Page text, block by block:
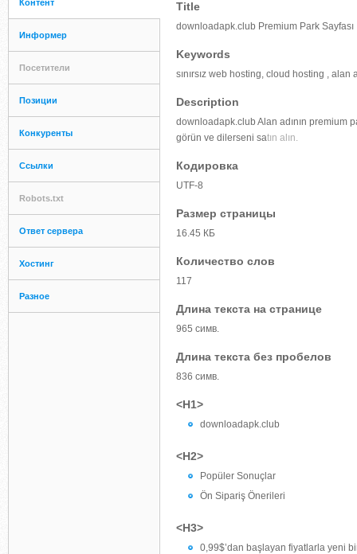
Контент
Информер
Посетители
Позиции
Конкуренты
Ссылки
Robots.txt
Ответ сервера
Хостинг
Разное
Title
downloadapk.club Premium Park Sayfası
Keywords
sınırsız web hosting, cloud hosting , alan
Description
downloadapk.club Alan adının premium
görün ve dilerseni satın alın.
Кодировка
UTF-8
Размер страницы
16.45 КБ
Количество слов
117
Длина текста на странице
965 симв.
Длина текста без пробелов
836 симв.
<H1>
downloadapk.club
<H2>
Popüler Sonuçlar
Ön Sipariş Önerileri
<H3>
0,99$’dan başlayan fiyatlarla yeni